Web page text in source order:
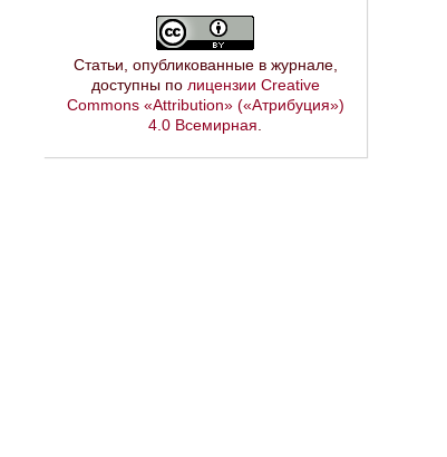
Статьи, опубликованные в журнале,
доступны по лицензии Creative
Commons «Attribution» («Атрибуция»)
4.0 Всемирная